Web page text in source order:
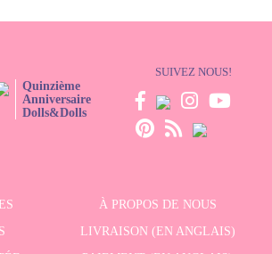
Quinzième
Anniversaire
Dolls&Dolls
SUIVEZ NOUS!
À PROPOS DE NOUS
LIVRAISON (EN ANGLAIS)